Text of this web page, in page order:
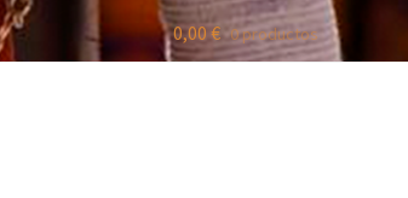
0,00 € 0 productos